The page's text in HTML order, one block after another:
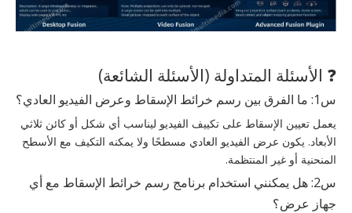
❓ الأسئلة المتداولة (الأسئلة الشائعة)
س1: ما الفرق بين رسم خرائط الإسقاط وعرض الفيديو العادي؟
يعمل تعيين الإسقاط على تكييف الفيديو ليناسب أي شكل أو كائن ثلاثي
الأبعاد. يكون عرض الفيديو العادي مسطحًا ولا يمكنه التكيف مع الأسطح
المنحنية أو غير المنتظمة.
س2: هل يمكنني استخدام برنامج رسم خرائط الإسقاط مع أي
جهاز عرض؟